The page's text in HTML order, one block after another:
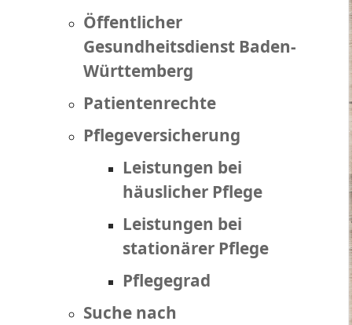
Öffentlicher
Gesundheitsdienst Baden-
Württemberg
Patientenrechte
Pflegeversicherung
Leistungen bei
häuslicher Pflege
Leistungen bei
stationärer Pflege
Pflegegrad
Suche nach